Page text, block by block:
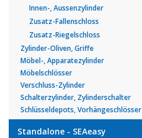
Innen-, Aussenzylinder
Zusatz-Fallenschloss
Zusatz-Riegelschloss
Zylinder-Oliven, Griffe
Möbel-, Apparatezylinder
Möbelschlösser
Verschluss-Zylinder
Schalterzylinder, Zylinderschalter
Schlüsseldepots, Vorhängeschlösser
Standalone - SEAeasy